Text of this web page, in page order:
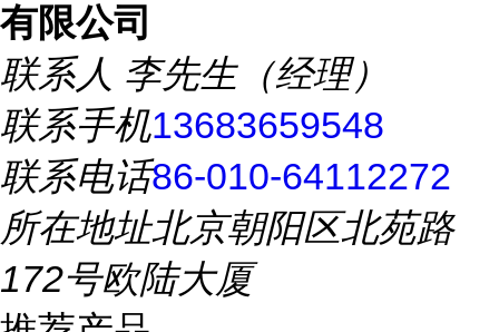
有限公司
联系人 李先生（经理）
联系手机13683659548
联系电话86-010-64112272
所在地址北京朝阳区北苑路
172号欧陆大厦